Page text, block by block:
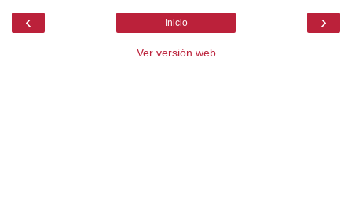
‹ ›
Inicio
Ver versión web